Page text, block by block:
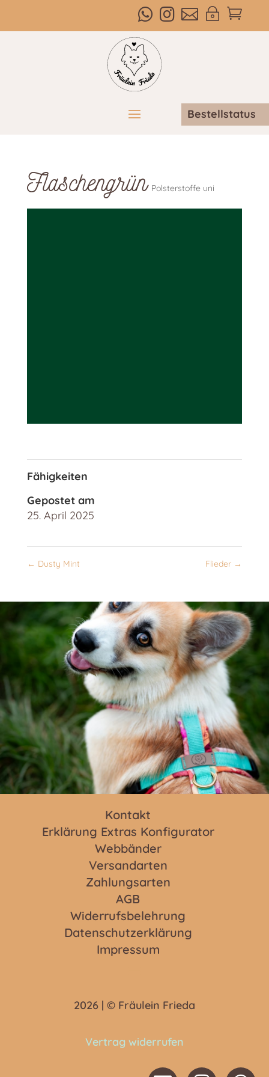

~



Bestellstatus
Flaschengrün Polsterstoffe uni
Fähigkeiten
Gepostet am
25. April 2025
← Dusty Mint Flieder →
Kontakt
Erklärung Extras Konfigurator
Webbänder
Versandarten
Zahlungsarten
AGB
Widerrufsbelehrung
Datenschutzerklärung
Impressum
2026 | © Fräulein Frieda
Vertrag widerrufen